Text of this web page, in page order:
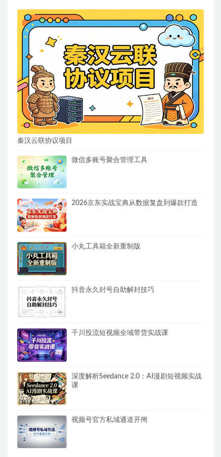
秦汉云联协议项目
微信多账号聚合管理工具
2026京东实战宝典从数据复盘到爆款打造
小丸工具箱全新重制版
抖音永久封号自助解封技巧
千川投流短视频全域带货实战课
深度解析Seedance 2.0：AI漫剧短视频实战
课
视频号官方私域通道开闸